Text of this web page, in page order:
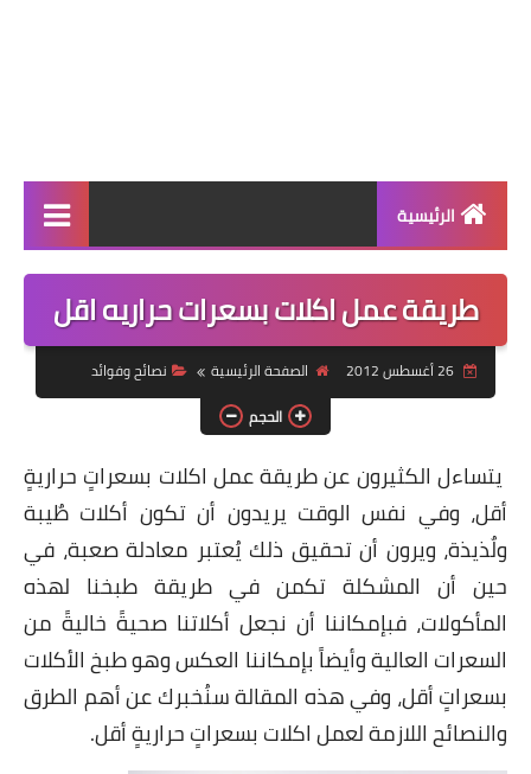
الرئيسية
الرئيسية
أطباق ووجبات
أطباق رئيسية
أطباق جانبية
مقبلات
شوربات
سلطات
ساندويشات
مخبوزات
أطباق أطفال
طريقة عمل اكلات بسعرات حراريه اقل
26 أغسطس 2012 الصفحة الرئيسية
نصائح وفوائد
الحجم
يتساءل الكثيرون عن طريقة عمل اكلات بسعراتٍ حراريةٍ
أقل، وفي نفس الوقت يريدون أن تكون أكلات طٌيبة
ولٌذيذة، ويرون أن تحقيق ذلك يُعتبر معادلة صعبة، في
حين أن المشكلة تكمن في طريقة طبخنا لهذه
المأكولات، فبإمكاننا أن نجعل أكلاتنا صحيةً خاليةً من
السعرات العالية وأيضاً بإمكاننا العكس وهو طبخ الأكلات
بسعراتٍ أقل، وفي هذه المقالة سنُخبرك عن أهم الطرق
والنصائح اللازمة لعمل اكلات بسعراتٍ حراريةٍ أقل.